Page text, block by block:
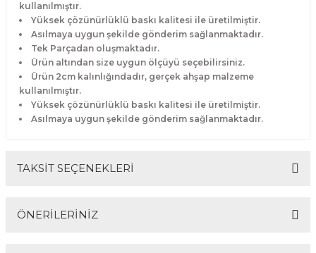
kullanılmıştır.
Yüksek çözünürlüklü baskı kalitesi ile üretilmiştir.
Asılmaya uygun şekilde gönderim sağlanmaktadır.
Tek Parçadan oluşmaktadır.
Ürün altından size uygun ölçüyü seçebilirsiniz.
Ürün 2cm kalınlığındadır, gerçek ahşap malzeme
kullanılmıştır.
Yüksek çözünürlüklü baskı kalitesi ile üretilmiştir.
Asılmaya uygun şekilde gönderim sağlanmaktadır.
TAKSİT SEÇENEKLERİ
ÖNERİLERİNİZ